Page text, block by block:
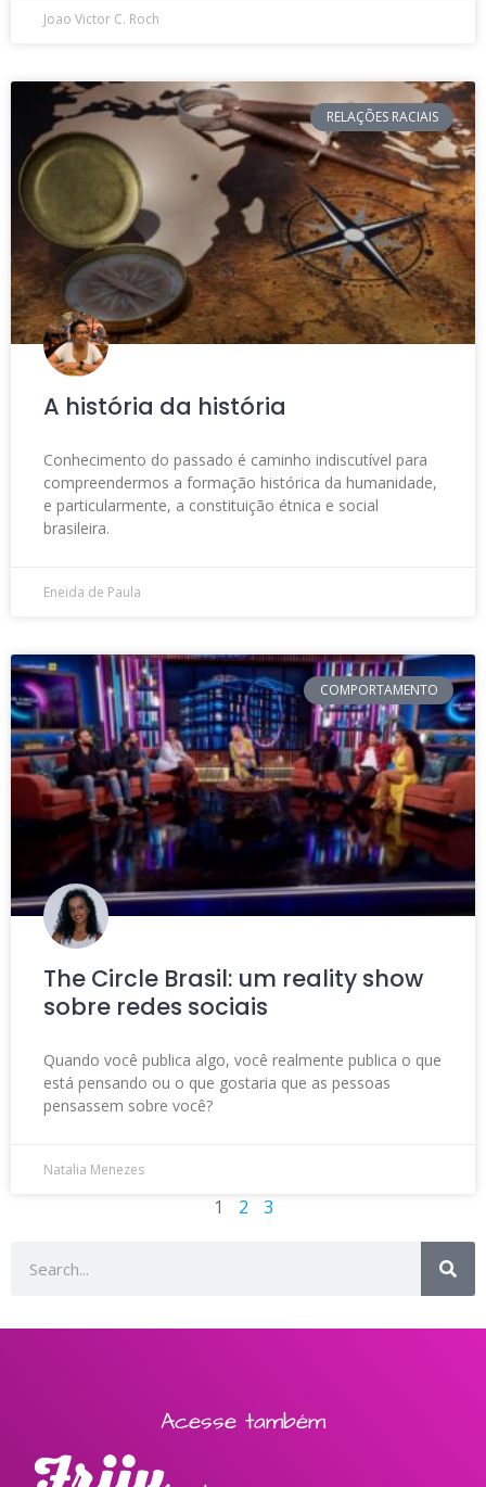
Joao Victor C. Roch
RELAÇÕES RACIAIS
A história da história
Conhecimento do passado é caminho indiscutível para
compreendermos a formação histórica da humanidade,
e particularmente, a constituição étnica e social
brasileira.
Eneida de Paula
COMPORTAMENTO
The Circle Brasil: um reality show
sobre redes sociais
Quando você publica algo, você realmente publica o que
está pensando ou o que gostaria que as pessoas
pensassem sobre você?
Natalia Menezes
1 2 3
Acesse também